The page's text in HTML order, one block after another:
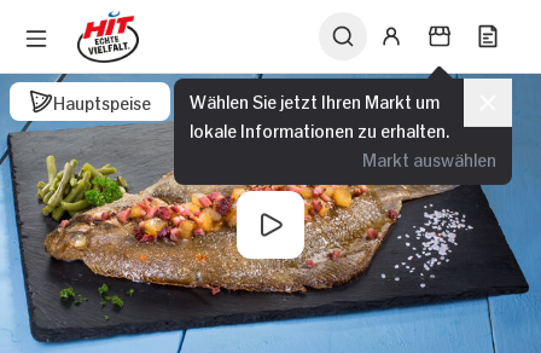
Wählen Sie jetzt Ihren Markt um
lokale Informationen zu erhalten.
Markt auswählen
Hauptspeise